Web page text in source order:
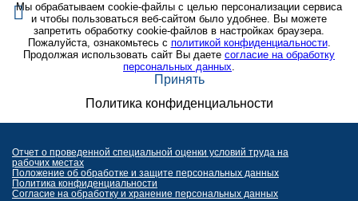
Мы обрабатываем cookie-файлы с целью персонализации сервиса
и чтобы пользоваться веб-сайтом было удобнее. Вы можете
запретить обработку cookie-файлов в настройках браузера.
Пожалуйста, ознакомьтесь с политикой конфиденциальности.
Продолжая использовать сайт Вы даете согласие на обработку
персональных данных.
Принять
Политика конфиденциальности
Отчет о проведенной специальной оценки условий труда на
рабочих местах
Положение об обработке и защите персональных данных
Политика конфиденциальности
Согласие на обработку и хранение персональных данных